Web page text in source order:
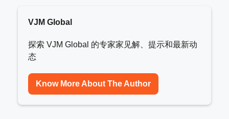
VJM Global
探索 VJM Global 的专家家见解、提示和最新动
态
Know More About The Author